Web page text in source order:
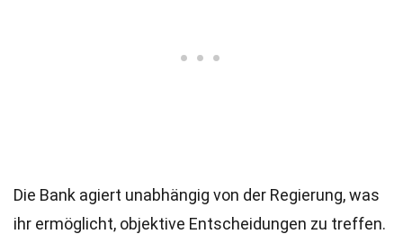
Die Bank agiert unabhängig von der Regierung, was
ihr ermöglicht, objektive Entscheidungen zu treffen.